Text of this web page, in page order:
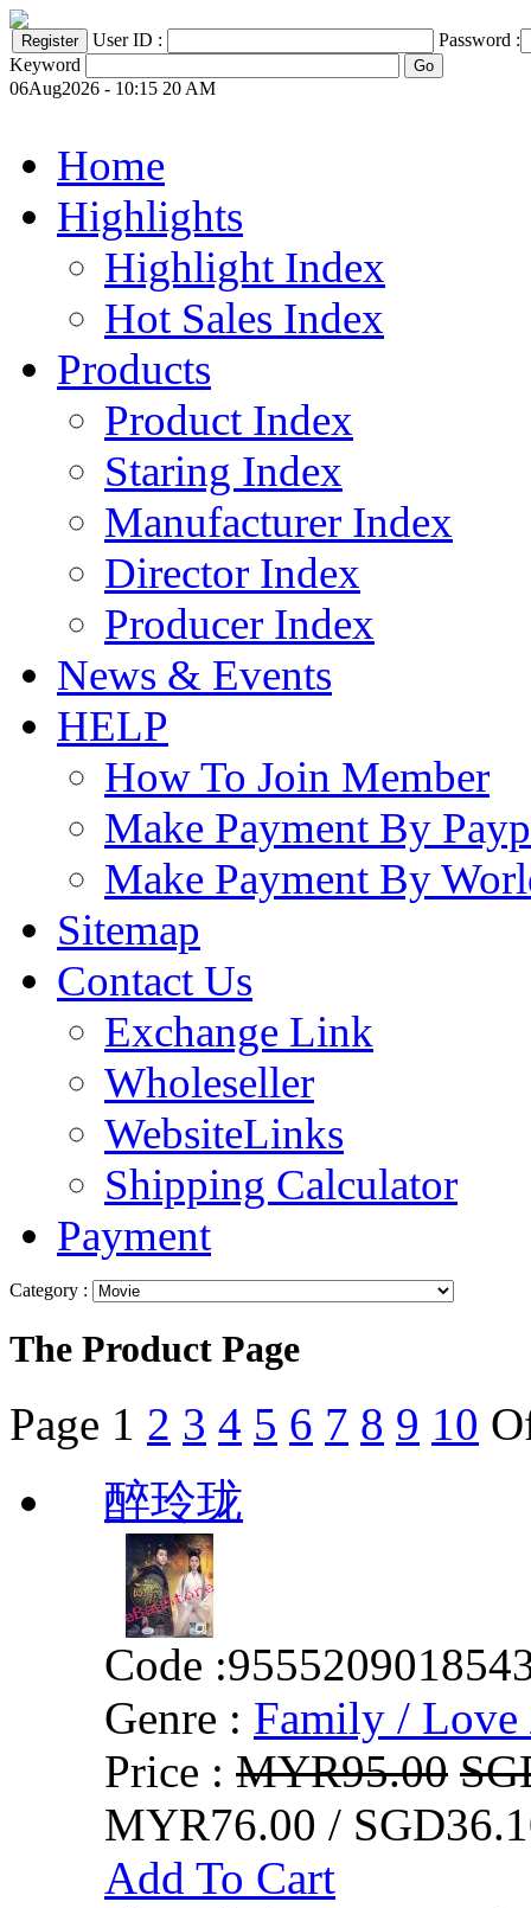
User ID :
Password :
Keyword
06Aug2026 - 10:15 20 AM
Home
Highlights
Highlight Index
Hot Sales Index
Products
Product Index
Staring Index
Manufacturer Index
Director Index
Producer Index
News & Events
HELP
How To Join Member
Make Payment By
Make Payment By
Sitemap
Contact Us
Exchange Link
Wholeseller
WebsiteLinks
Shipping Calculator
Payment
Category :
The Product Page
Page 1 2 3 4 5 6 7 8 9 10
醉玲珑
Code :
Genre : Family / Love
Price : MYR95.00
MYR76.00 /
Add To Cart